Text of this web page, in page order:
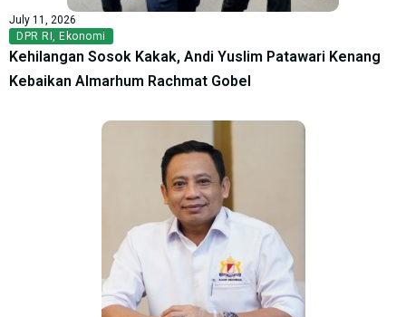
July 11, 2026
DPR RI , Ekonomi
Kehilangan Sosok Kakak, Andi Yuslim Patawari Kenang
Kebaikan Almarhum Rachmat Gobel